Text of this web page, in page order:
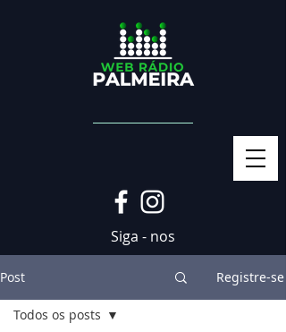
Siga - nos
Post Registre-se
Todos os posts